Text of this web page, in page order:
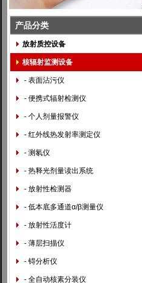
产品分类
放射质控设备
核辐射监测设备
- 表面沾污仪
- 便携式辐射检测仪
- 个人剂量报警仪
- 红外线热发射率测定仪
- 测氡仪
- 热释光剂量读出系统
- 放射性检测器
- 低本底多通道α/β测量仪
- 放射性活度计
- 薄层扫描仪
- 锝分析仪
- 全自动核素分装仪